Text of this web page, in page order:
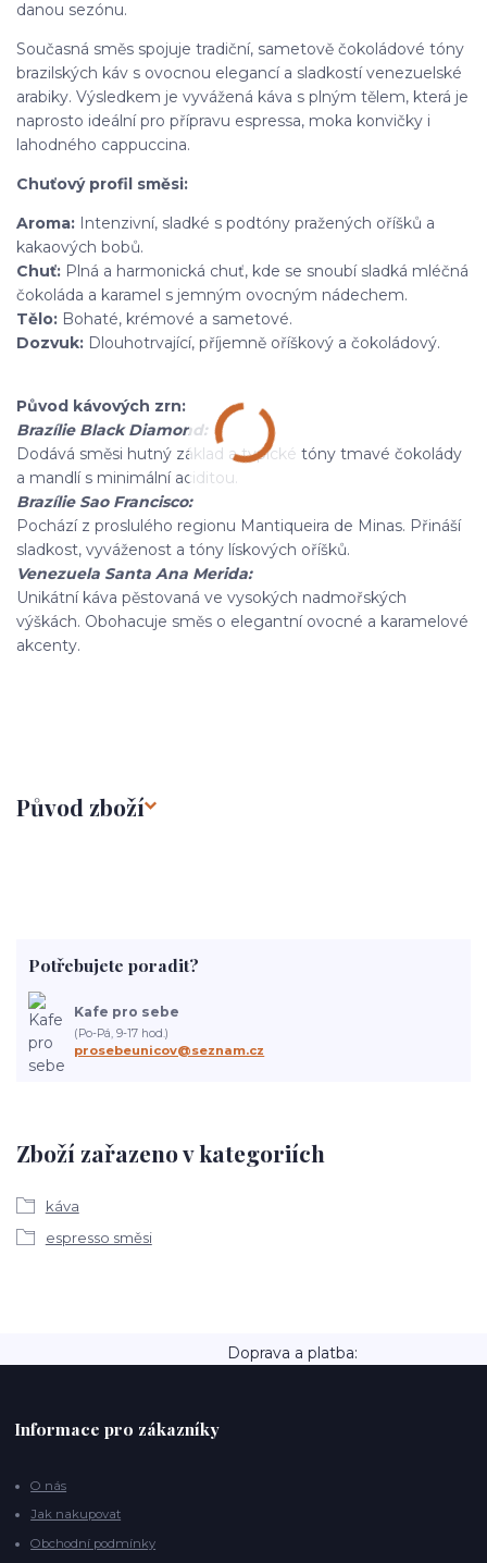
danou sezónu.
Současná směs spojuje tradiční, sametově čokoládové tóny
brazilských káv s ovocnou elegancí a sladkostí venezuelské
arabiky. Výsledkem je vyvážená káva s plným tělem, která je
naprosto ideální pro přípravu espressa, moka konvičky i
lahodného cappuccina.
Chuťový profil směsi:
Aroma: Intenzivní, sladké s podtóny pražených oříšků a
kakaových bobů.
Chuť: Plná a harmonická chuť, kde se snoubí sladká mléčná
čokoláda a karamel s jemným ovocným nádechem.
Tělo: Bohaté, krémové a sametové.
Dozvuk: Dlouhotrvající, příjemně oříškový a čokoládový.
Původ kávových zrn:
Brazílie Black Diamond:
Dodává směsi hutný základ a typické tóny tmavé čokolády
a mandlí s minimální aciditou.
Brazílie Sao Francisco:
Pochází z proslulého regionu Mantiqueira de Minas. Přináší
sladkost, vyváženost a tóny lískových oříšků.
Venezuela Santa Ana Merida:
Unikátní káva pěstovaná ve vysokých nadmořských
výškách. Obohacuje směs o elegantní ovocné a karamelové
akcenty.
Původ zboží
Zboží zařazeno v kategoriích
káva
espresso směsi
Potřebujete poradit?
Kafe pro sebe
(Po-Pá, 9-17 hod.)
prosebeunicov@seznam.cz
Doprava a platba:
Informace pro zákazníky
O nás
Jak nakupovat
Obchodní podmínky